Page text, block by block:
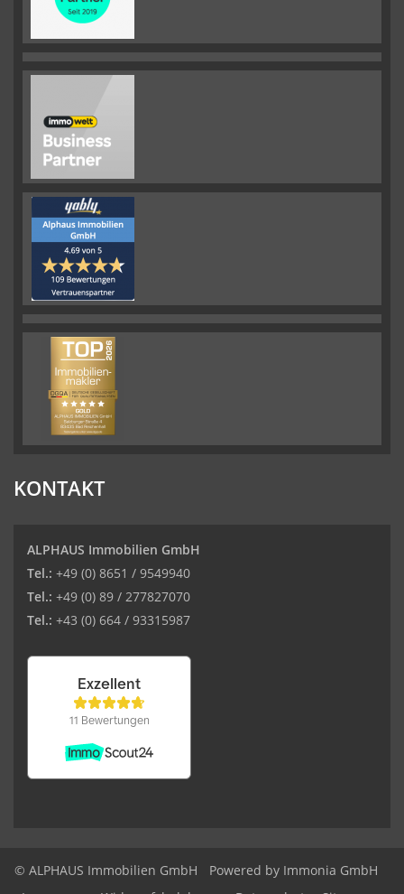
KONTAKT
ALPHAUS Immobilien GmbH
Tel.: +49 (0) 8651 / 9549940
Tel.: +49 (0) 89 / 277827070
Tel.: +43 (0) 664 / 93315987
© ALPHAUS Immobilien GmbH
Powered by Immonia GmbH